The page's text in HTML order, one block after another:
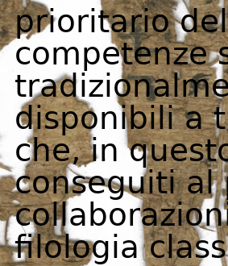
prioritario
competenze
disponibili a
che, in
conseguiti al
filologia